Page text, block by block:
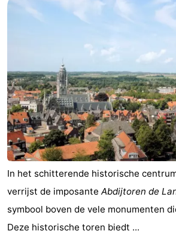
In het schitterende historische
verrijst de imposante Abdijtoren de
symbool boven de vele monumenten
Deze historische toren biedt ...